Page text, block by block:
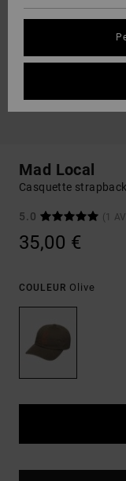
Mad Local
Casquette
5.0 (1
35,00 €
COULEUR Olive